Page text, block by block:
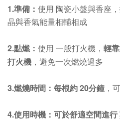
1.準備： 使用 陶瓷小盤與香座，
晶與香氣能量相輔相成
2.點燃： 使用 一般打火機， 輕
打火機 ，避免一次燃燒過多
3.燃燒時間：每根約 20分鐘 ，
4.使用時機：可於舒適空間進行